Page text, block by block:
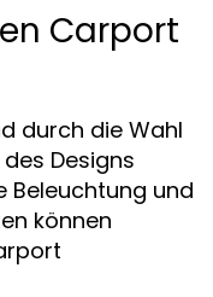
Carport
durch die Wahl
Designs
Beleuchtung und
können